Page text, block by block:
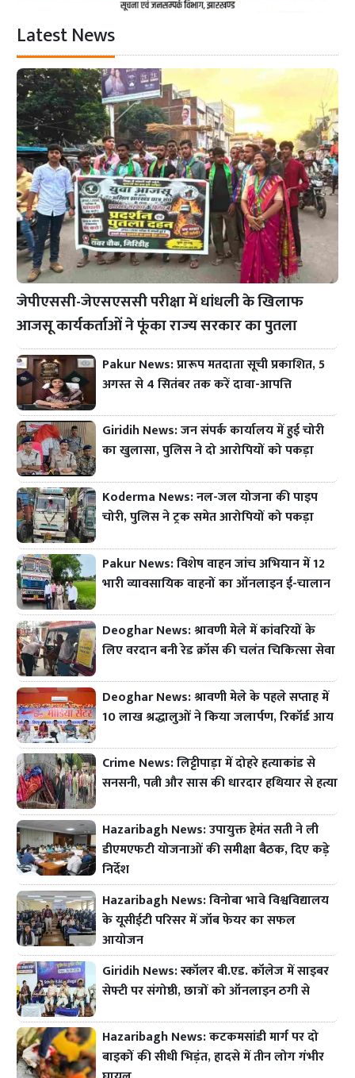
Latest News
जेपीएससी-जेएसएससी परीक्षा में धांधली के खिलाफ
आजसू कार्यकर्ताओं ने फूंका राज्य सरकार का पुतला
Pakur News: प्रारूप मतदाता सूची प्रकाशित, 5
अगस्त से 4 सितंबर तक करें दावा-आपत्ति
Giridih News: जन संपर्क कार्यालय में हुई चोरी
का खुलासा, पुलिस ने दो आरोपियों को पकड़ा
Koderma News: नल-जल योजना की पाइप
चोरी, पुलिस ने ट्रक समेत आरोपियों को पकड़ा
Pakur News: विशेष वाहन जांच अभियान में 12
भारी व्यावसायिक वाहनों का ऑनलाइन ई-चालान
Deoghar News: श्रावणी मेले में कांवरियों के
लिए वरदान बनी रेड क्रॉस की चलंत चिकित्सा सेवा
Deoghar News: श्रावणी मेले के पहले सप्ताह में
10 लाख श्रद्धालुओं ने किया जलार्पण, रिकॉर्ड आय
Crime News: लिट्टीपाड़ा में दोहरे हत्याकांड से
सनसनी, पत्नी और सास की धारदार हथियार से हत्या
Hazaribagh News: उपायुक्त हेमंत सती ने ली
डीएमएफटी योजनाओं की समीक्षा बैठक, दिए कड़े
निर्देश
Hazaribagh News: विनोबा भावे विश्वविद्यालय
के यूसीईटी परिसर में जॉब फेयर का सफल
आयोजन
Giridih News: स्कॉलर बी.एड. कॉलेज में साइबर
सेफ्टी पर संगोष्ठी, छात्रों को ऑनलाइन ठगी से
Hazaribagh News: कटकमसांडी मार्ग पर दो
बाइकों की सीधी भिड़ंत, हादसे में तीन लोग गंभीर